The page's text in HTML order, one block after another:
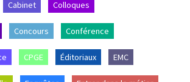
Cabinet Colloques
Concours Conférence
CPGE Éditoriaux EMC